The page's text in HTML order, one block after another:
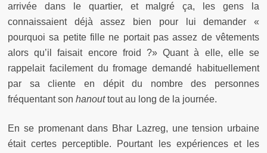
arrivée dans le quartier, et malgré ça, les gens la
connaissaient déjà assez bien pour lui demander «
pourquoi sa petite fille ne portait pas assez de vêtements
alors qu’il faisait encore froid ?» Quant à elle, elle se
rappelait facilement du fromage demandé habituellement
par sa cliente en dépit du nombre des personnes
fréquentant son hanouttout au long de la journée.
En se promenant dans Bhar Lazreg, une tension urbaine
était certes perceptible. Pourtant les expériences et les